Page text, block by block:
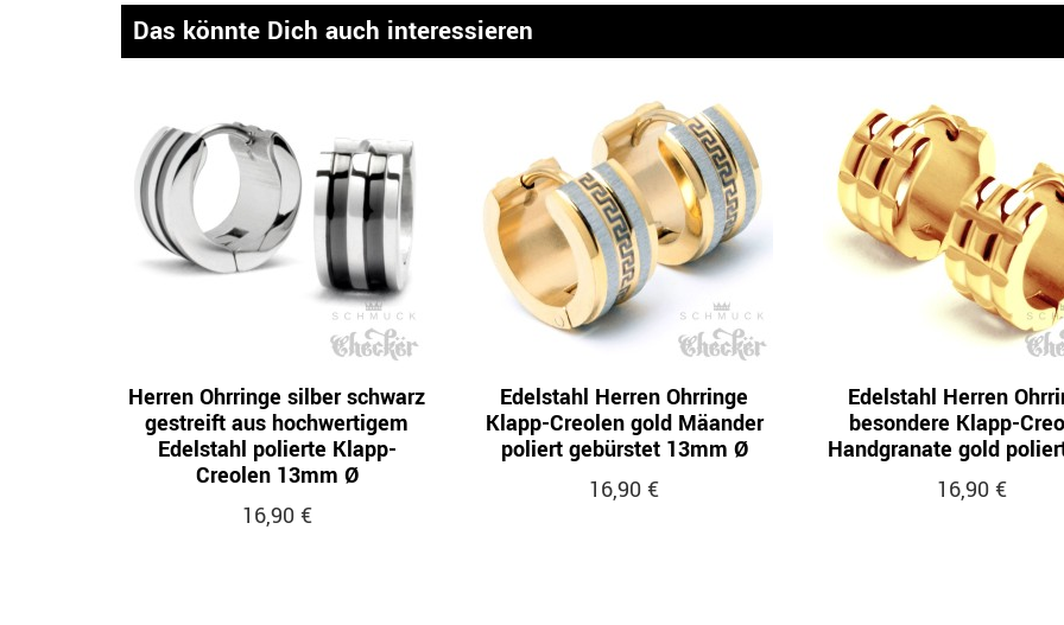
Das könnte Dich auch interessieren
Herren Ohrringe silber schwarz
gestreift aus hochwertigem
Edelstahl polierte Klapp-
Creolen 13mm Ø
16,90 €
Edelstahl Herren Ohrringe
Klapp-Creolen gold Mäander
poliert gebürstet 13mm Ø
16,90 €
Edelstahl Herren
besondere Klapp-
Handgranate gold
16,90 €